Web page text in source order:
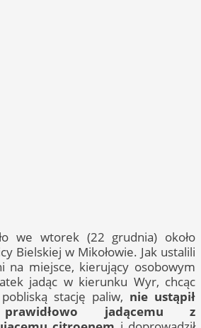
we wtorek (22 grudnia) około
Bielskiej w Mikołowie. Jak ustalili
na miejsce, kierujący osobowym
jadąc w kierunku Wyr, chcąc
stację paliw, nie ustąpił
prawidłowo jadącemu z